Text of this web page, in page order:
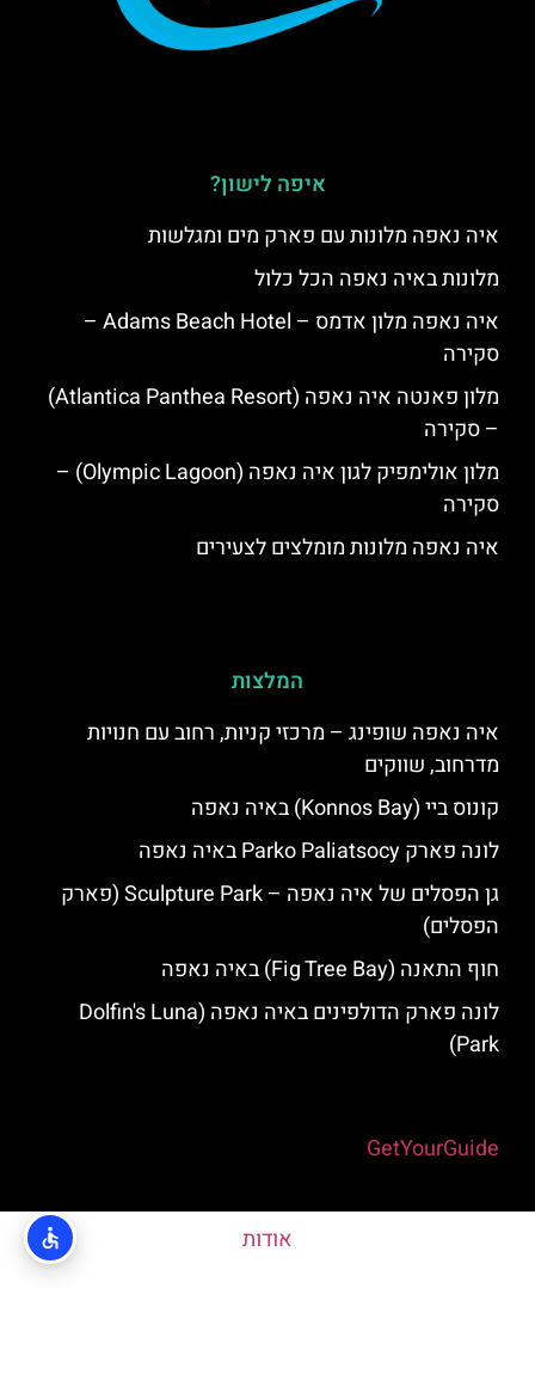
איפה לישון?
איה נאפה מלונות עם פארק מים ומגלשות
מלונות באיה נאפה הכל כלול
איה נאפה מלון אדמס – Adams Beach Hotel –
סקירה
מלון פאנטה איה נאפה (Atlantica Panthea Resort)
– סקירה
מלון אולימפיק לגון איה נאפה (Olympic Lagoon) –
סקירה
איה נאפה מלונות מומלצים לצעירים
המלצות
איה נאפה שופינג – מרכזי קניות, רחוב עם חנויות
מדרחוב, שווקים
קונוס ביי (Konnos Bay) באיה נאפה
לונה פארק Parko Paliatsocy באיה נאפה
גן הפסלים של איה נאפה – Sculpture Park (פארק
הפסלים)
חוף התאנה (Fig Tree Bay) באיה נאפה
לונה פארק הדולפינים באיה נאפה (Dolfin's Luna
Park)
GetYourGuide
אודות